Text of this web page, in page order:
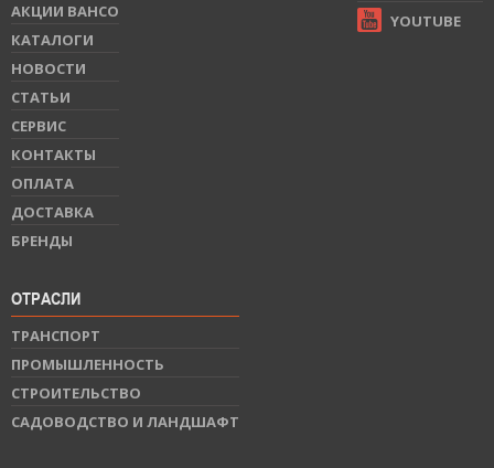
АКЦИИ BAHCO
КАТАЛОГИ
НОВОСТИ
СТАТЬИ
СЕРВИС
КОНТАКТЫ
ОПЛАТА
ДОСТАВКА
БРЕНДЫ
ОТРАСЛИ
ТРАНСПОРТ
ПРОМЫШЛЕННОСТЬ
СТРОИТЕЛЬСТВО
САДОВОДСТВО И ЛАНДШАФТ
YOUTUBE